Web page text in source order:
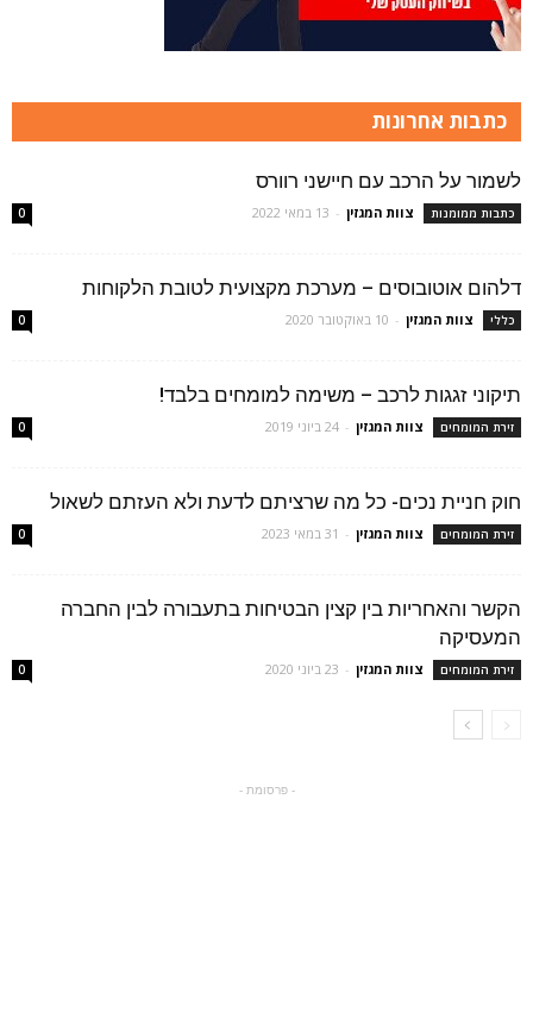
כתבות אחרונות
לשמור על הרכב עם חיישני רוורס
כתבות ממומנות צוות המגזין - 13 במאי 2022 0
דלהום אוטובוסים – מערכת מקצועית לטובת הלקוחות
כללי צוות המגזין - 10 באוקטובר 2020 0
תיקוני זגגות לרכב – משימה למומחים בלבד!
זירת המומחים צוות המגזין - 24 ביוני 2019 0
חוק חניית נכים- כל מה שרציתם לדעת ולא העזתם לשאול
זירת המומחים צוות המגזין - 31 במאי 2023 0
הקשר והאחריות בין קצין הבטיחות בתעבורה לבין החברה
המעסיקה
זירת המומחים צוות המגזין - 23 ביוני 2020 0
- פרסומת -